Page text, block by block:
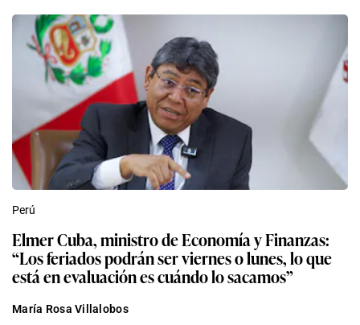
Perú
Elmer Cuba, ministro de Economía y Finanzas:
“Los feriados podrán ser viernes o lunes, lo que
está en evaluación es cuándo lo sacamos”
María Rosa Villalobos